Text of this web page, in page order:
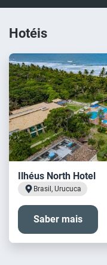
Hotéis
Ilhéus North Hotel
Brasil, Urucuca
Saber mais